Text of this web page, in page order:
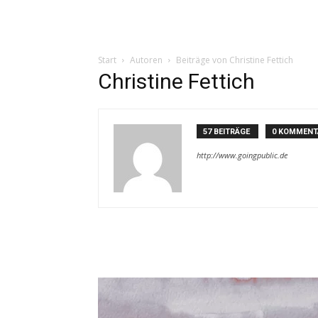
Start Autoren Beiträge von Christine Fettich
Christine Fettich
57 BEITRÄGE 0
http://www.goingpublic.de